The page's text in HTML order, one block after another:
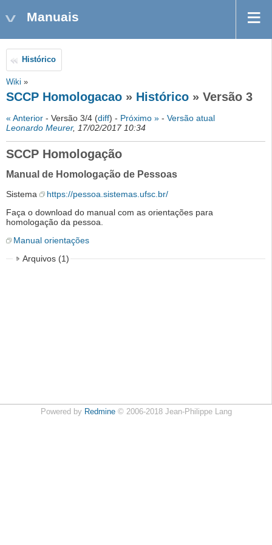
Manuais
Histórico
Wiki »
SCCP Homologacao » Histórico » Versão 3
« Anterior - Versão 3/4 (diff) - Próximo » - Versão atual
Leonardo Meurer, 17/02/2017 10:34
SCCP Homologação
Manual de Homologação de Pessoas
Sistema
https://pessoa.sistemas.ufsc.br/
Faça o download do manual com as orientações para
homologação da pessoa.
Manual orientações
Arquivos (1)
Powered by Redmine© 2006-2018 Jean-Philippe Lang